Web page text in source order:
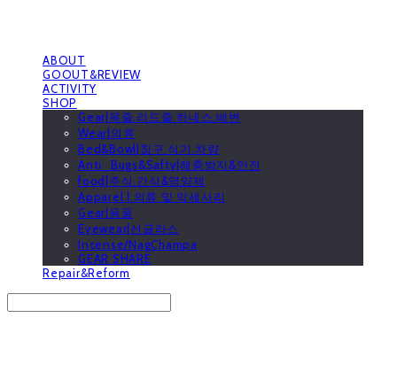
ABOUT
GOOUT&REVIEW
ACTIVITY
SHOP
Gear|목줄.리드줄.하네스.배변
Wear|의류
Bed&Bowl|침구.식기.차량
Anti_Bugs&Safty|해충방지&안전
food|주식.간식&영양제
Apparel | 의류 및 악세사리
Gear|용품
Eyewear|선글라스
Incense/NagChampa
GEAR SHARE
Repair&Reform